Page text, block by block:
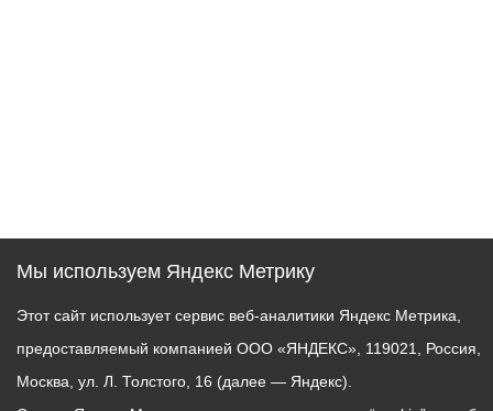
Мы используем Яндекс Метрику
Этот сайт использует сервис веб-аналитики Яндекс Метрика,
предоставляемый компанией ООО «ЯНДЕКС», 119021, Россия,
Москва, ул. Л. Толстого, 16 (далее — Яндекс).